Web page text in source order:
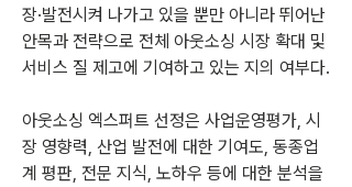
장·발전시켜 나가고 있을 뿐만 아니라 뛰어난
안목과 전략으로 전체 아웃소싱 시장 확대 및
서비스 질 제고에 기여하고 있는 지의 여부다.
아웃소싱 엑스퍼트 선정은 사업운영평가, 시
장 영향력, 산업 발전에 대한 기여도, 동종업
계 평판, 전문 지식, 노하우 등에 대한 분석을